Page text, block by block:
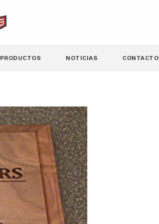
PRODUCTOS NOTICIAS CONTACTO